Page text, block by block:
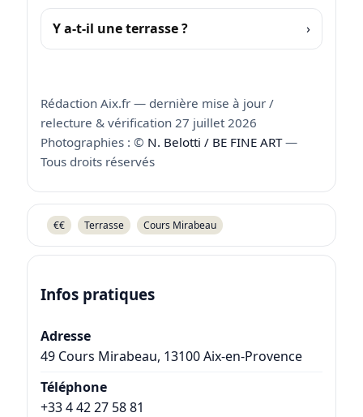
Y a-t-il une terrasse ?
Rédaction Aix.fr — dernière mise à jour /
relecture & vérification 27 juillet 2026
Photographies : © N. Belotti / BE FINE ART—
Tous droits réservés
€€ Terrasse Cours Mirabeau
Infos pratiques
Adresse
49 Cours Mirabeau, 13100Aix-en-Provence
Téléphone
+33 4 42 27 58 81